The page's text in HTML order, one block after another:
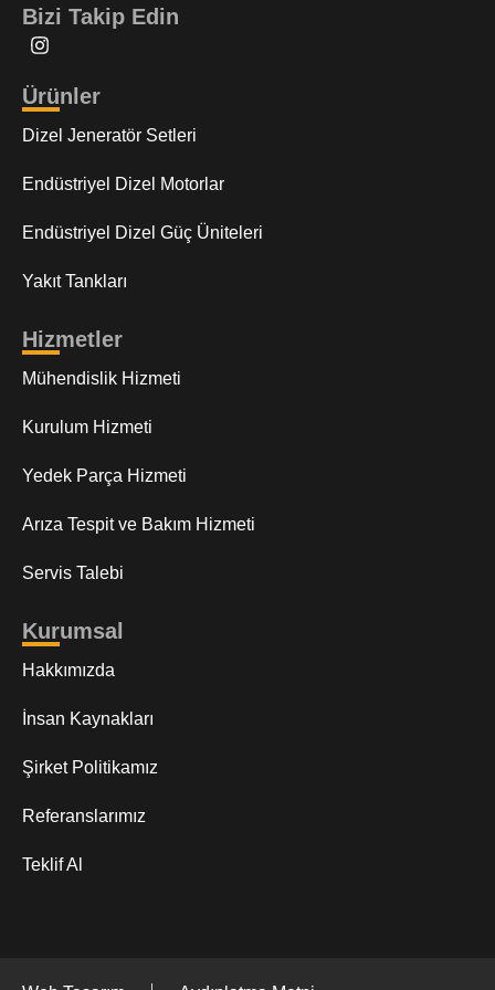
Bizi Takip Edin
Ürünler
Dizel Jeneratör Setleri
Endüstriyel Dizel Motorlar
Endüstriyel Dizel Güç Üniteleri
Yakıt Tankları
Hizmetler
Mühendislik Hizmeti
Kurulum Hizmeti
Yedek Parça Hizmeti
Arıza Tespit ve Bakım Hizmeti
Servis Talebi
Kurumsal
Hakkımızda
İnsan Kaynakları
Şirket Politikamız
Referanslarımız
Teklif Al